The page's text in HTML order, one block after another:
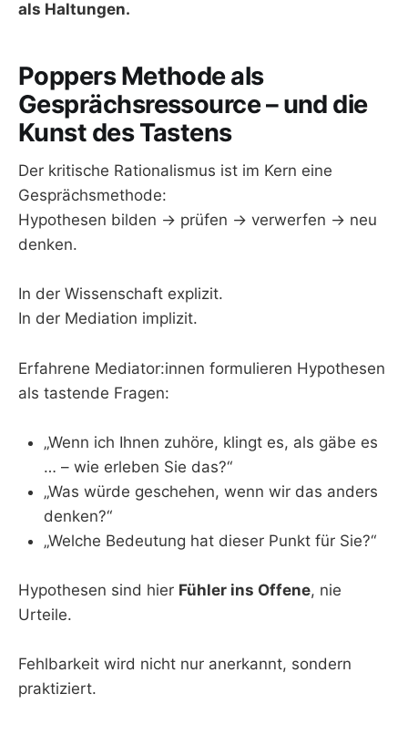
als Haltungen.
Poppers Methode als
Gesprächsressource – und die
Kunst des Tastens
Der kritische Rationalismus ist im Kern eine
Gesprächsmethode:
Hypothesen bilden → prüfen → verwerfen → neu
denken.
In der Wissenschaft explizit.
In der Mediation implizit.
Erfahrene Mediator:innen formulieren Hypothesen
als tastende Fragen:
„Wenn ich Ihnen zuhöre, klingt es, als gäbe es
… – wie erleben Sie das?“
„Was würde geschehen, wenn wir das anders
denken?“
„Welche Bedeutung hat dieser Punkt für Sie?“
Hypothesen sind hier Fühler ins Offene, nie
Urteile.
Fehlbarkeit wird nicht nur anerkannt, sondern
praktiziert.